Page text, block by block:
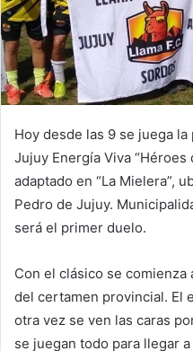
Hoy desde las 9 se juega
Jujuy Energía Viva
adaptado en “La Mielera”,
Pedro de Jujuy.
será el primer duelo.
Con el clásico se
del certamen provincial. El
otra vez se ven las caras
se juegan todo para llegar